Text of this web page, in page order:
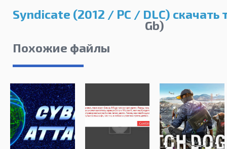
Syndicate (2012 / PC / DLC) скачать
Gb)
Похожие файлы